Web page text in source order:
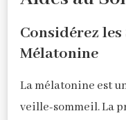
Considérez
Mélatonine
La mélatonine est
veille-sommeil. La